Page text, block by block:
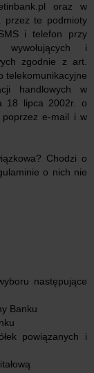
oraz w
przez te podmioty
i telefon przy
wywołujących i
zgodnie z art.
telekomunikacyjne
handlowych w
18 lipca 2002r. o
poprzez e-mail i w
Chodzi o
o nich nie
następujące
Banku
powiązanych i